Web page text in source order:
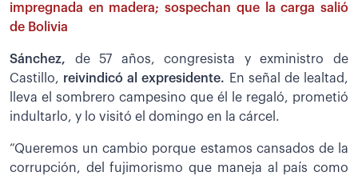
impregnada en madera; sospechan que la carga salió
de Bolivia
Sánchez, de 57 años, congresista y exministro de
Castillo, reivindicó al expresidente. En señal de lealtad,
lleva el sombrero campesino que él le regaló, prometió
indultarlo, y lo visitó el domingo en la cárcel.
“Queremos un cambio porque estamos cansados de la
corrupción, del fujimorismo que maneja al país como